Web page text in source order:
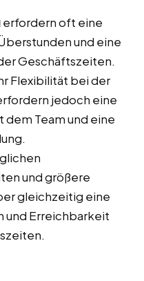
erfordern oft eine
und eine
Geschäftszeiten.
Flexibilität bei der
jedoch eine
Team und eine
und größere
gleichzeitig eine
und Erreichbarkeit